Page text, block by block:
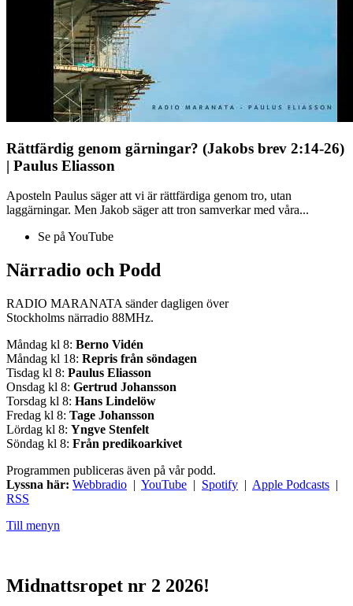
Rättfärdig genom gärningar? (Jakobs brev 2:14-26)
| Paulus Eliasson
Aposteln Paulus säger att vi är rättfärdiga genom tro, utan
laggärningar. Men Jakob säger att tron samverkar med våra...
Se på YouTube
Närradio och Podd
RADIO MARANATA sänder dagligen över
Stockholms närradio 88MHz.
Måndag kl 8: Berno Vidén
Måndag kl 18: Repris från söndagen
Tisdag kl 8: Paulus Eliasson
Onsdag kl 8: Gertrud Johansson
Torsdag kl 8: Hans Lindelöw
Fredag kl 8: Tage Johansson
Lördag kl 8: Yngve Stenfelt
Söndag kl 8: Från predikoarkivet
Programmen publiceras även på vår podd.
Lyssna här: Webbradio | YouTube | Spotify | Apple Podcasts |
RSS
Till menyn
Midnattsropet nr 2 2026!